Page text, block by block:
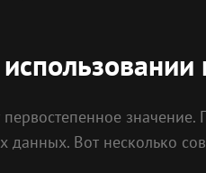
первостепенное
данных. Вот несколько